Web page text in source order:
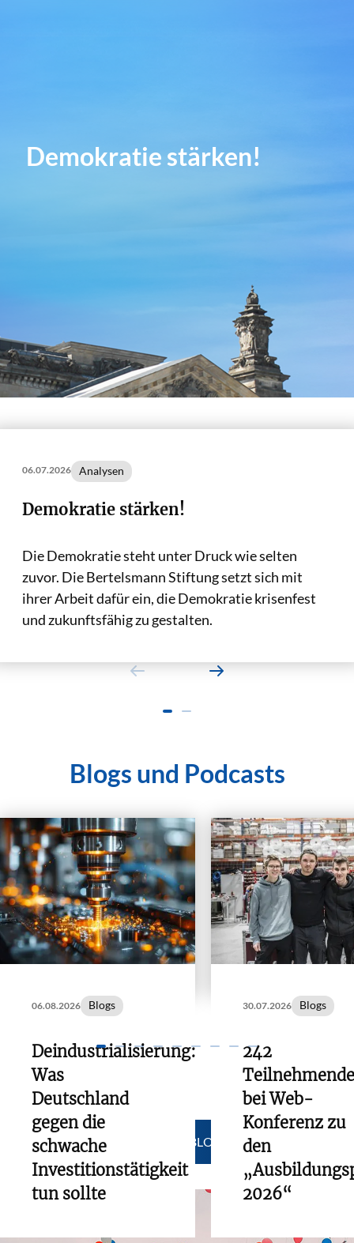
Demokratie stärken!
06.07.2026 Analysen
Demokratie stärken!
Die Demokratie steht unter Druck wie selten
zuvor. Die Bertelsmann Stiftung setzt sich mit
ihrer Arbeit dafür ein, die Demokratie krisenfest
und zukunftsfähig zu gestalten.
Blogs und Podcasts
06.08.2026 Blogs
Deindustrialisierung:
Was
Deutschland
gegen die
schwache
Investitionstätigkeit
tun sollte
30.07.2026 Blogs
242
bei Web-
Konferenz zu
den
2026“
ZU ALLEN BLOGS